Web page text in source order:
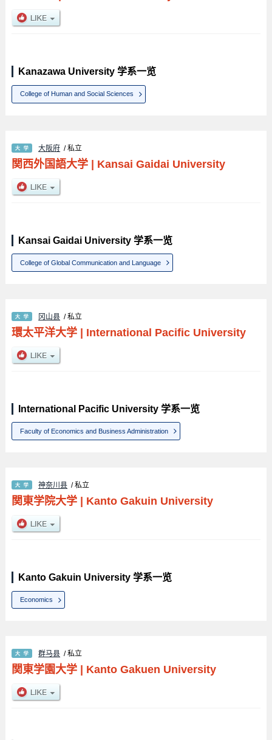
Kanazawa University 学系一览
College of Human and Social Sciences
大阪府 / 私立
関西外国語大学| Kansai Gaidai University
Kansai Gaidai University 学系一览
College of Global Communication and Language
冈山县 / 私立
環太平洋大学| International Pacific University
International Pacific University 学系一览
Faculty of Economics and Business Administration
神奈川县 / 私立
関東学院大学| Kanto Gakuin University
Kanto Gakuin University 学系一览
Economics
群马县 / 私立
関東学園大学| Kanto Gakuen University